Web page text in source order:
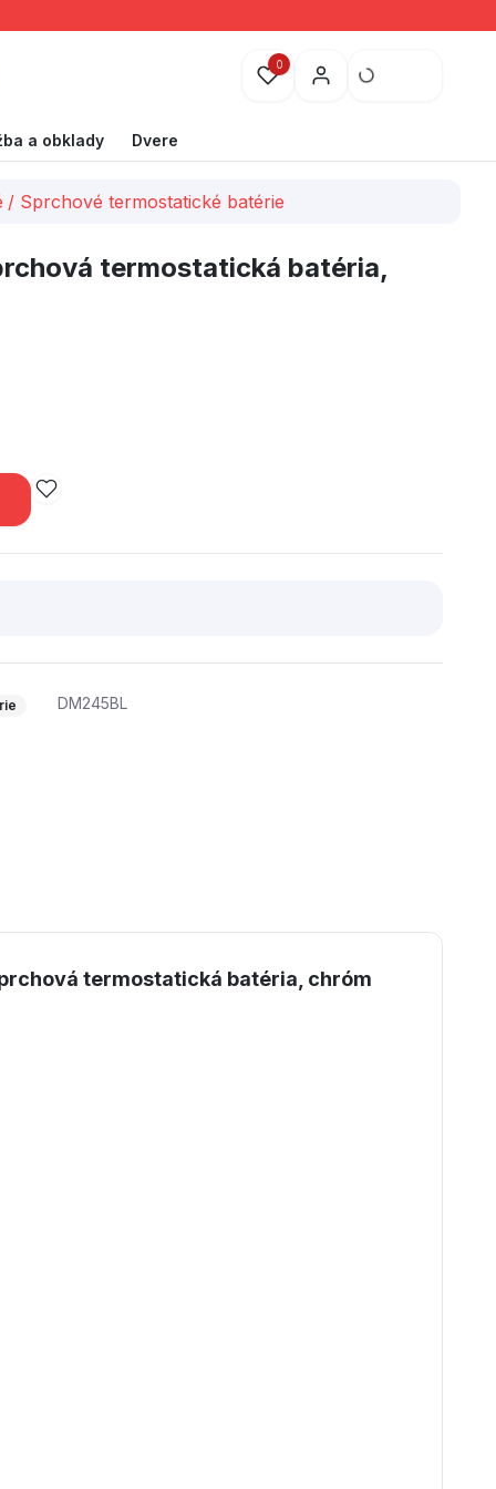
0
a obklady Dvere
/ Sprchové termostatické batérie
termostatická batéria,
DM245BL
termostatická batéria, chróm